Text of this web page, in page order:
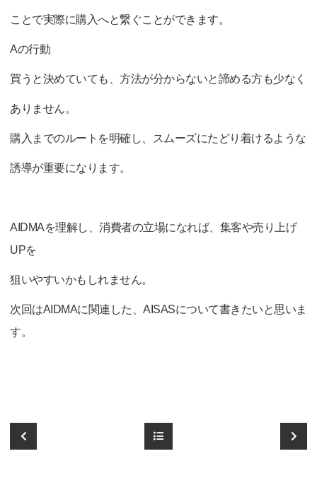
ことで実際に購入へと繋ぐことができます。
Aの行動
買うと決めていても、方法が分からないと諦める方も少なく
ありません。
購入までのルートを明確し、スムーズにたどり着けるような
誘導が重要になります。
AIDMAを理解し、消費者の立場になれば、集客や売り上げ
UPを
狙いやすいかもしれません。
次回はAIDMAに関連した、AISASについて書きたいと思いま
す。